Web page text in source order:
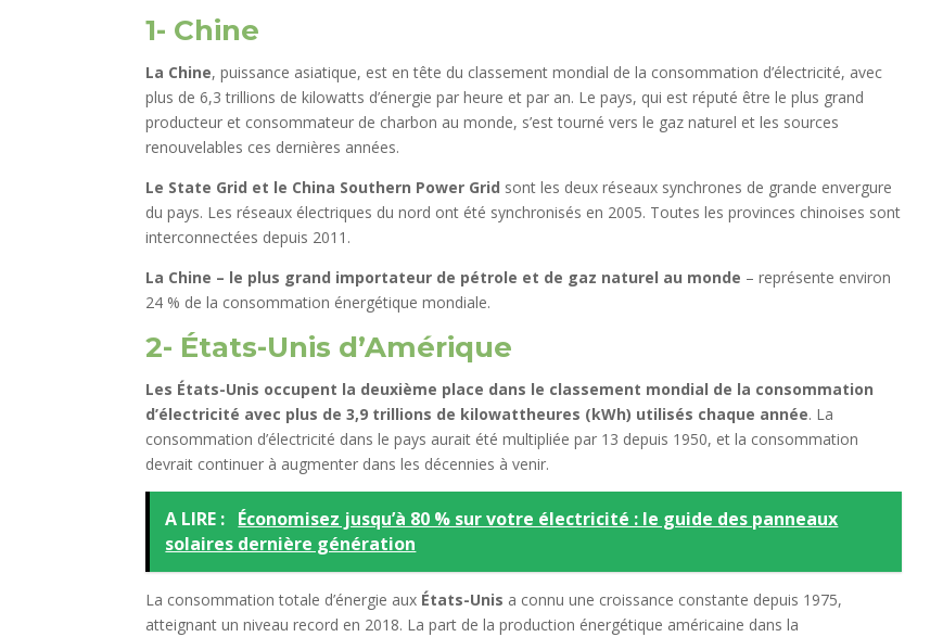
1- Chine
La Chine, puissance asiatique, est en tête du classement mondial de la consommation d’électricité, avec
plus de 6,3 trillions de kilowatts d’énergie par heure et par an. Le pays, qui est réputé être le plus grand
producteur et consommateur de charbon au monde, s’est tourné vers le gaz naturel et les sources
renouvelables ces dernières années.
Le State Grid et le China Southern Power Grid sont les deux réseaux synchrones de grande envergure
du pays. Les réseaux électriques du nord ont été synchronisés en 2005. Toutes les provinces chinoises sont
interconnectées depuis 2011.
La Chine – le plus grand importateur de pétrole et de gaz naturel au monde – représente environ
24 % de la consommation énergétique mondiale.
2- États-Unis d’Amérique
Les États-Unis occupent la deuxième place dans le classement mondial de la consommation
d’électricité avec plus de 3,9 trillions de kilowattheures (kWh) utilisés chaque année. La
consommation d’électricité dans le pays aurait été multipliée par 13 depuis 1950, et la consommation
devrait continuer à augmenter dans les décennies à venir.
A LIRE : Économisez jusqu’à 80 % sur votre électricité : le guide des panneaux
solaires dernière génération
La consommation totale d’énergie aux États-Unis a connu une croissance constante depuis 1975,
atteignant un niveau record en 2018. La part de la production énergétique américaine dans la